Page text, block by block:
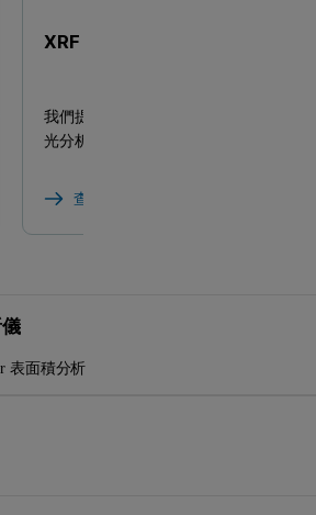
XRF 分析儀
我們提供多款可用於元素分析與厚膜材
光分析儀以及相關產品
查看 XRF 分析儀
表面積分析